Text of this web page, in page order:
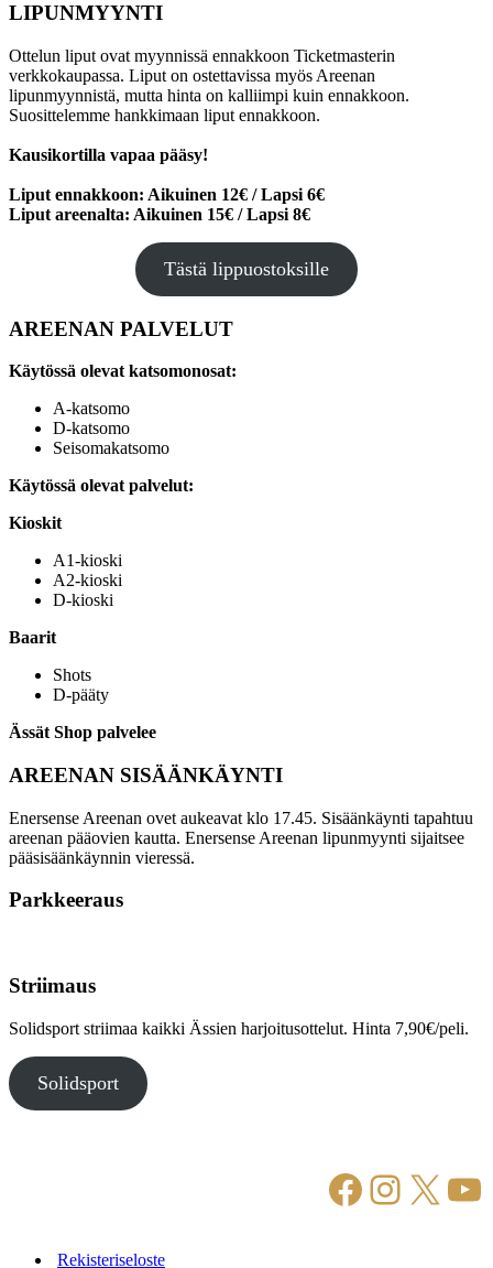
LIPUNMYYNTI
Ottelun liput ovat myynnissä ennakkoon Ticketmasterin
verkkokaupassa. Liput on ostettavissa myös Areenan
lipunmyynnistä, mutta hinta on kalliimpi kuin ennakkoon.
Suosittelemme hankkimaan liput ennakkoon.
Kausikortilla vapaa pääsy!
Liput ennakkoon: Aikuinen 12€ / Lapsi 6€
Liput areenalta: Aikuinen 15€ / Lapsi 8€
Tästä lippuostoksille
AREENAN PALVELUT
Käytössä olevat katsomonosat:
A-katsomo
D-katsomo
Seisomakatsomo
Käytössä olevat palvelut:
Kioskit
A1-kioski
A2-kioski
D-kioski
Baarit
Shots
D-pääty
Ässät Shop palvelee
AREENAN SISÄÄNKÄYNTI
Enersense Areenan ovet aukeavat klo 17.45. Sisäänkäynti tapahtuu
areenan pääovien kautta. Enersense Areenan lipunmyynti sijaitsee
pääsisäänkäynnin vieressä.
Parkkeeraus
Striimaus
Solidsport striimaa kaikki Ässien harjoitusottelut. Hinta 7,90€/peli.
Solidsport
Facebook
X
Rekisteriseloste